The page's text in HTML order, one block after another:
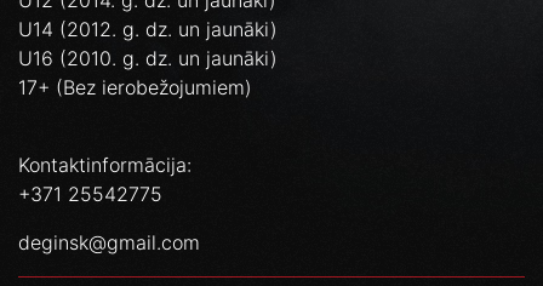
U14 (2012. g. dz. un jaunāki)
U16 (2010. g. dz. un jaunāki)
17+ (Bez ierobežojumiem)
Kontaktinformācija:
+371 25542775
deginsk@gmail.com